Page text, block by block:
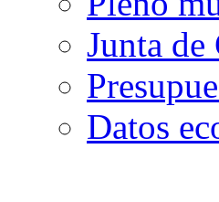
Junta
Datos